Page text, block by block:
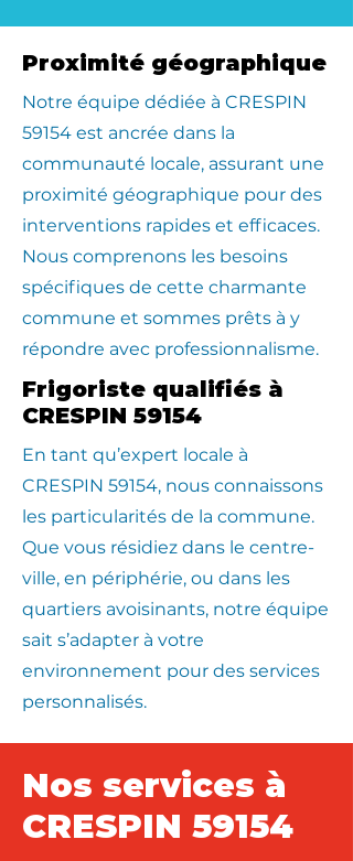
Proximité géographique
​Notre équipe dédiée à CRESPIN
59154 est ancrée dans la
communauté locale, assurant une
proximité géographique pour des
interventions rapides et efficaces.
Nous comprenons les besoins
spécifiques de cette charmante
commune et sommes prêts à y
répondre avec professionnalisme.
Frigoriste qualifiés à
CRESPIN 59154
En tant qu’expert locale à
CRESPIN 59154, nous connaissons
les particularités de la commune.
Que vous résidiez dans le centre-
ville, en périphérie, ou dans les
quartiers avoisinants, notre équipe
sait s’adapter à votre
environnement pour des services
personnalisés.
Nos services à
CRESPIN 59154